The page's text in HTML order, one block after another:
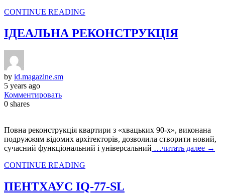
CONTINUE READING
ІДЕАЛЬНА РЕКОНСТРУКЦІЯ
by id.magazine.sm
5 years ago
Комментировать
0 shares
Повна реконструкція квартири з «хвацьких 90‑х», виконана
подружжям відомих архітекторів, дозволила створити новий,
сучасний функціональний і універсальний …читать далее →
CONTINUE READING
ПЕНТХАУС IQ‑77‑SL